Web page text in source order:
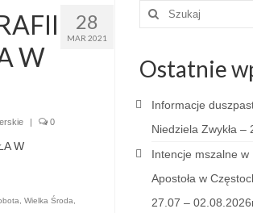
28
MAR 2021
W
0
W
, Wielka Środa,
Szuklaj
Ostatnie
Informacje
Niedziela Zwykła –
Intencje mszalne w
Apostoła w
27.07 –